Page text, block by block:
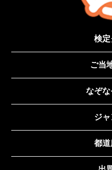
検
ご当
なぞ
ジャ
都道